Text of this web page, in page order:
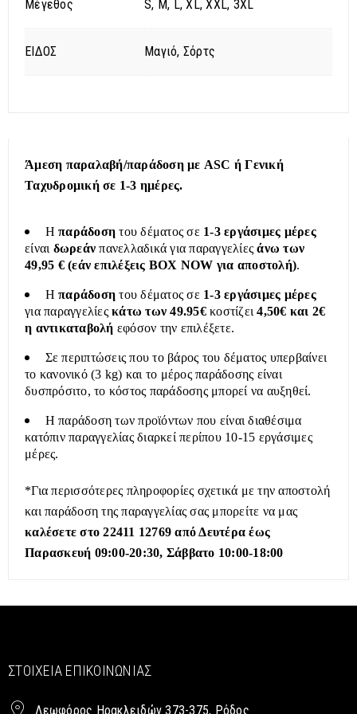
Μέγεθος S, M, L, XL, XXL, 3XL
ΕΙΔΟΣ Μαγιό, Σόρτς
Άμεση παραλαβή/παράδοση με ASC ή Γενική
Ταχυδρομική σε 1-3 ημέρες.
Ηπαράδοση του δέματος σε 1-3 εργάσιμες μέρες
είναι δωρεάν πανελλαδικά για παραγγελίεςάνω των
49,95 € (εάν επιλέξεις BOX NOW για αποστολή).
Ηπαράδοση του δέματος σε 1-3 εργάσιμες μέρες
για παραγγελίες κάτω των 49.95€κοστίζει4,50€ και 2€
η αντικαταβολή εφόσον την επιλέξετε.
Σε περιπτώσεις που το βάρος του δέματος υπερβαίνει
το κανονικό (3 kg) και το μέρος παράδοσης είναι
δυσπρόσιτο, το κόστος παράδοσης μπορεί να αυξηθεί.
Η παράδοση των προϊόντων που είναι διαθέσιμα
κατόπιν παραγγελίας διαρκεί περίπου 10-15 εργάσιμες
μέρες.
*Για περισσότερες πληροφορίες σχετικά με την αποστολή
και παράδοση της παραγγελίας σας μπορείτε να μας
καλέσετε στο 22411 12769 από Δευτέρα έως
Παρασκευή 09:00-20:30, Σάββατο 10:00-18:00
ΣΤΟΙΧΕΊΑ ΕΠΙΚΟΙΝΩΝΊΑΣ
Λεωφόρος Ηρακλειδών 373-375, Ρόδος